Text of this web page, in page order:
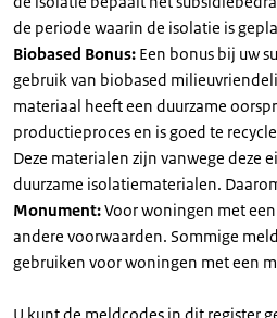
de periode waarin de isolatie is
Biobased Bonus: Een bonus bij uw
gebruik van biobased
materiaal heeft een duurzame
productieproces en is goed te
Deze materialen zijn vanwege deze
duurzame isolatiematerialen.
Monument:Voor woningen met
andere voorwaarden. Sommige
gebruiken voor woningen met een